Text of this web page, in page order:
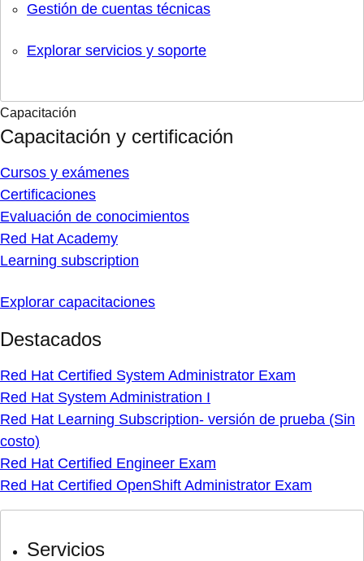
Gestión de cuentas técnicas
Explorar servicios y soporte
Capacitación
Capacitación y certificación
Cursos y exámenes
Certificaciones
Evaluación de conocimientos
Red Hat Academy
Learning subscription
Explorar capacitaciones
Destacados
Red Hat Certified System Administrator Exam
Red Hat System Administration I
Red Hat Learning Subscription- versión de prueba (Sin
costo)
Red Hat Certified Engineer Exam
Red Hat Certified OpenShift Administrator Exam
Servicios